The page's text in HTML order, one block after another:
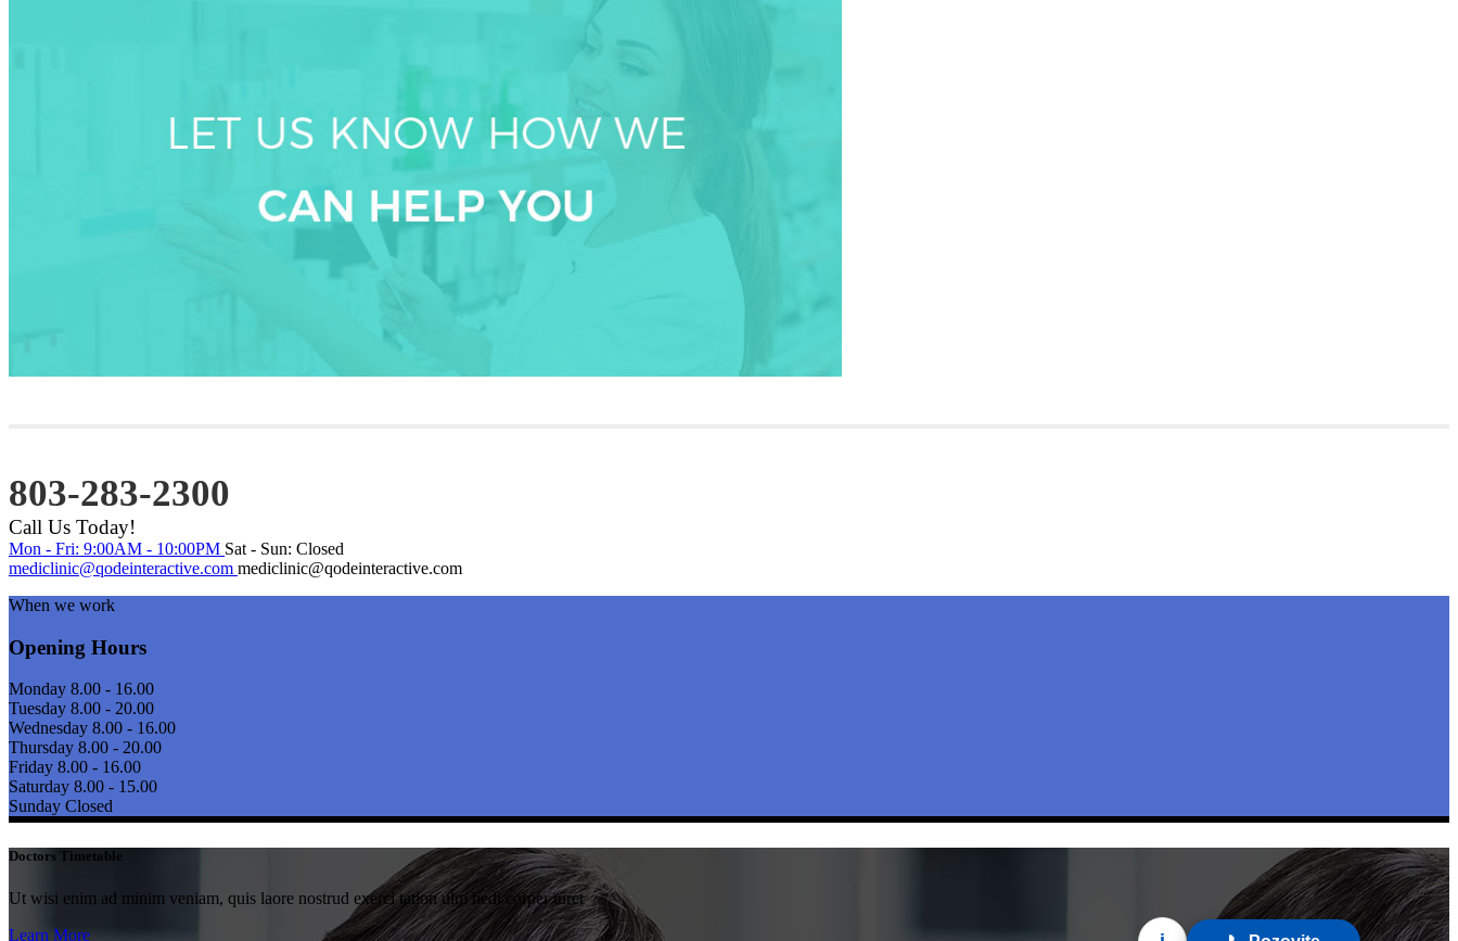
803-283-2300
Call Us Today!
Mon - Fri: 9:00AM - 10:00PM Sat - Sun: Closed
mediclinic@qodeinteractive.com mediclinic@qodeinteractive.com
When we work
Opening Hours
Monday 8.00 - 16.00
Tuesday 8.00 - 20.00
Wednesday 8.00 - 16.00
Thursday 8.00 - 20.00
Friday 8.00 - 16.00
Saturday 8.00 - 15.00
Sunday Closed
Doctors Timetable
Ut wisi enim ad minim veniam, quis laore nostrud exerci tation ulm hedi corper turet
Learn More